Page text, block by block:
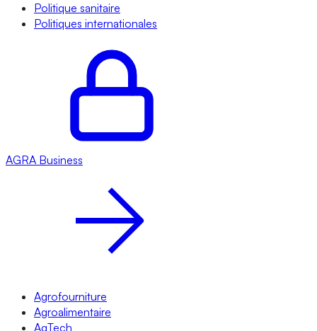
Politique sanitaire
Politiques internationales
AGRA Business
Agrofourniture
Agroalimentaire
AgTech